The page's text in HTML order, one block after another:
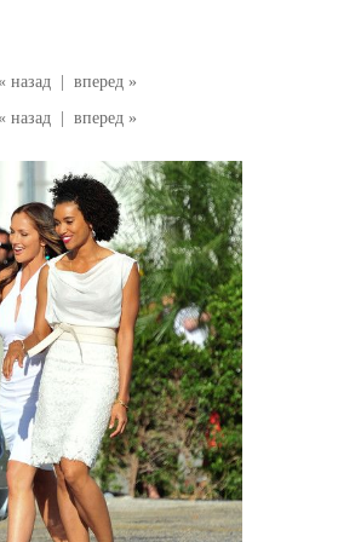
« назад
вперед »
« назад
вперед »